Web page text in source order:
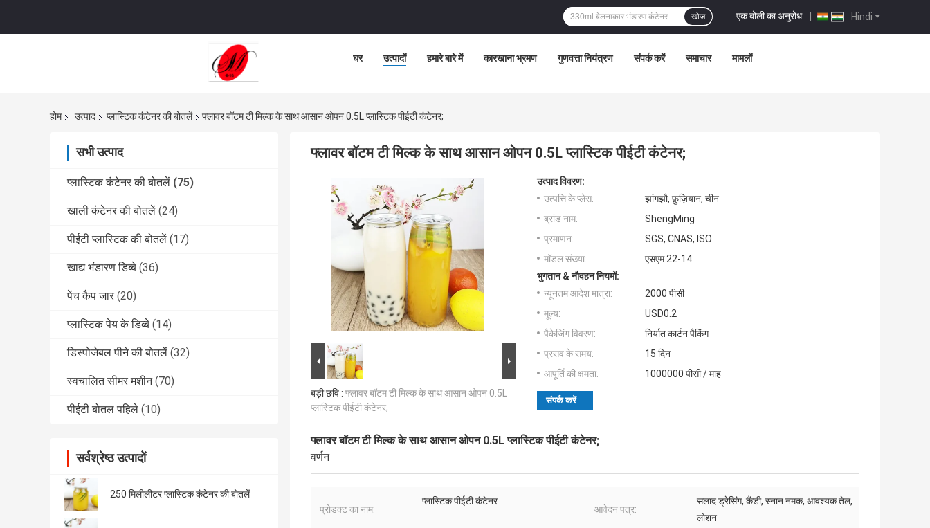
Hindi
एक बोली का अनुरोध |
खोज
घर उत्पादों हमारे बारे में कारखाना भ्रमण गुणवत्ता नियंत्रण संपर्क करें समाचार मामलों
होम उत्पाद प्लास्टिक कंटेनर की बोतलें फ्लावर बॉटम टी मिल्क के साथ आसान ओपन 0.5L प्लास्टिक पीईटी कंटेनर;
सभी उत्पाद
प्लास्टिक कंटेनर की बोतलें (75)
खाली कंटेनर की बोतलें (24)
पीईटी प्लास्टिक की बोतलें (17)
खाद्य भंडारण डिब्बे (36)
पेंच कैप जार (20)
प्लास्टिक पेय के डिब्बे (14)
डिस्पोजेबल पीने की बोतलें (32)
स्वचालित सीमर मशीन (70)
पीईटी बोतल पहिले (10)
सर्वश्रेष्ठ उत्पादों
250 मिलीलीटर प्लास्टिक कंटेनर की बोतलें
फ्लावर बॉटम टी मिल्क के साथ आसान ओपन 0.5L प्लास्टिक पीईटी कंटेनर;
बड़ी छवि : फ्लावर बॉटम टी मिल्क के साथ आसान ओपन 0.5L
प्लास्टिक पीईटी कंटेनर;
उत्पाद विवरण:
उत्पत्ति के प्लेस:
झांगझौ, फ़ुज़ियान, चीन
ब्रांड नाम:
ShengMing
प्रमाणन:
SGS, CNAS, ISO
मॉडल संख्या:
एसएम 22-14
भुगतान & नौवहन नियमों:
न्यूनतम आदेश मात्रा:
2000 पीसी
मूल्य:
USD0.2
पैकेजिंग विवरण:
निर्यात कार्टन पैकिंग
प्रसव के समय:
15 दिन
आपूर्ति की क्षमता:
1000000 पीसी / माह
संपर्क करें
फ्लावर बॉटम टी मिल्क के साथ आसान ओपन 0.5L प्लास्टिक पीईटी कंटेनर;
वर्णन
प्रोडक्ट का नाम:
प्लास्टिक पीईटी कंटेनर
आवेदन पत्र:
सलाद ड्रेसिंग, कैंडी, स्नान नमक, आवश्यक तेल,
लोशन